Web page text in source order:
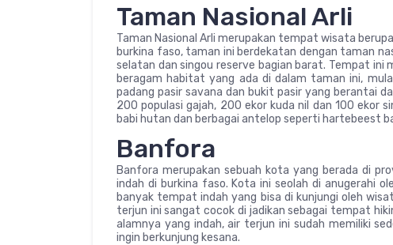
Taman Nasional Arli
Taman Nasional Arli merupakan tempat wisata
burkina faso, taman ini berdekatan dengan taman
selatan dan singou reserve bagian barat. Tempat ini
beragam habitat yang ada di dalam taman ini,
padang pasir savana dan bukit pasir yang berantai
200 populasi gajah, 200 ekor kuda nil dan 100 ekor
babi hutan dan berbagai antelop seperti hartebeest
Banfora
Banfora merupakan sebuah kota yang berada di
indah di burkina faso. Kota ini seolah di anugerahi
banyak tempat indah yang bisa di kunjungi oleh
terjun ini sangat cocok di jadikan sebagai tempat
alamnya yang indah, air terjun ini sudah memiliki
ingin berkunjung kesana.